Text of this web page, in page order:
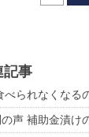
記事
られなくなる
声 補助金漬け